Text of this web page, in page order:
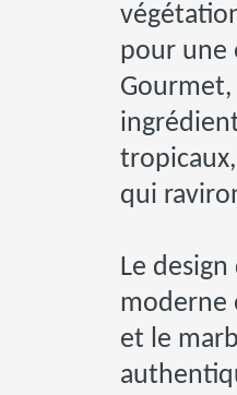
pour une
qui
Le
moderne
et le